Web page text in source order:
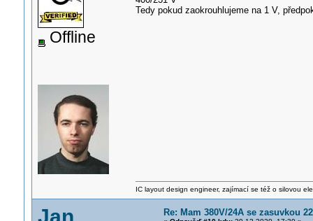
Offline
Tedy pokud zaokrouhlujeme na 1 V,
IC layout design engineer, zajímací se též o silovou
Re: Mam 380V/24A se zasuvkou